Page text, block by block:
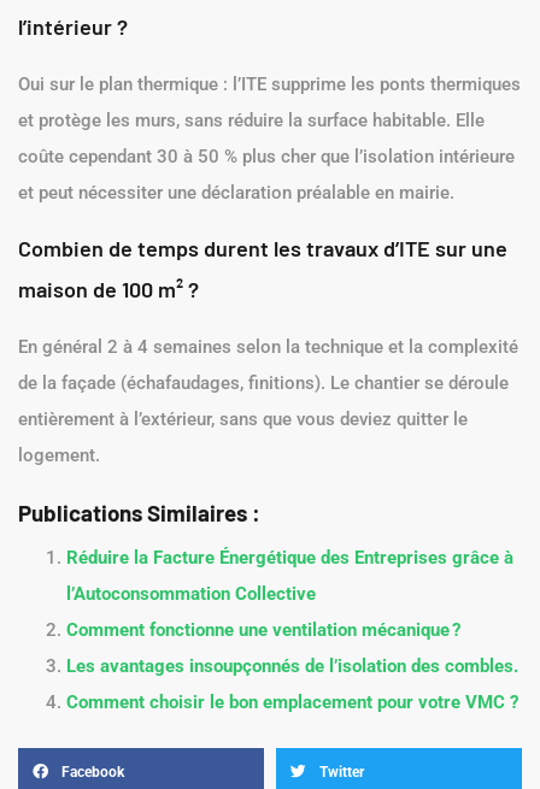
l’intérieur ?
Oui sur le plan thermique : l’ITE supprime les ponts thermiques
et protège les murs, sans réduire la surface habitable. Elle
coûte cependant 30 à 50 % plus cher que l’isolation intérieure
et peut nécessiter une déclaration préalable en mairie.
Combien de temps durent les travaux d’ITE sur une
maison de 100 m² ?
En général 2 à 4 semaines selon la technique et la complexité
de la façade (échafaudages, finitions). Le chantier se déroule
entièrement à l’extérieur, sans que vous deviez quitter le
logement.
Publications Similaires :
Réduire la Facture Énergétique des Entreprises grâce à
l’Autoconsommation Collective
Comment fonctionne une ventilation mécanique ?
Les avantages insoupçonnés de l’isolation des combles.
Comment choisir le bon emplacement pour votre VMC ?
Facebook Twitter